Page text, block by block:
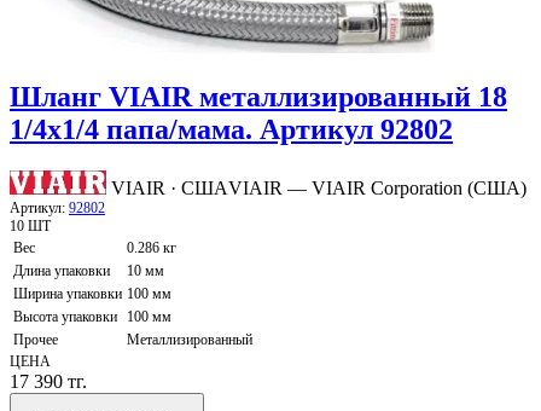
Шланг VIAIR металлизированный 18
1/4х1/4 папа/мама. Артикул 92802
VIAIR · СШАVIAIR — VIAIR Corporation (США)
Артикул: 92802
10 ШТ
Вес
0.286 кг
Длина упаковки
10 мм
Ширина упаковки 100 мм
Высота упаковки
100 мм
Прочее
Металлизированный
ЦЕНА
17 390 тг.